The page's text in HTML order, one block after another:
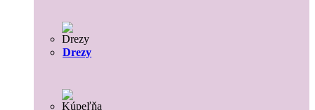
Drezy